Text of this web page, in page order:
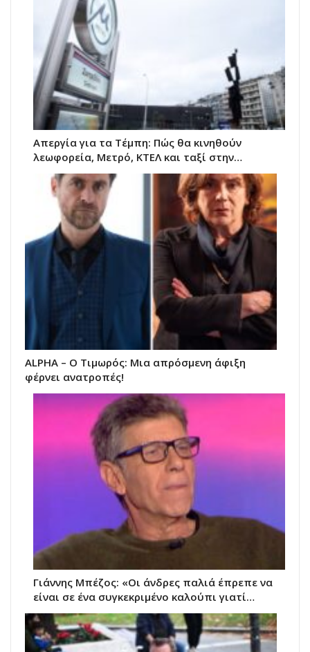
Απεργία για τα Τέμπη: Πώς θα κινηθούν
λεωφορεία, Μετρό, ΚΤΕΛ και ταξί στην…
ALPHA – O Τιμωρός: Μια απρόσμενη άφιξη
φέρνει ανατροπές!
Γιάννης Μπέζος: «Οι άνδρες παλιά έπρεπε να
είναι σε ένα συγκεκριμένο καλούπι γιατί…